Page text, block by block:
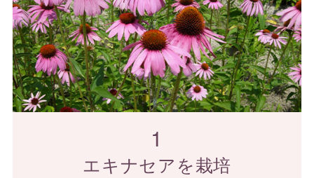
1
エキナセアを栽培